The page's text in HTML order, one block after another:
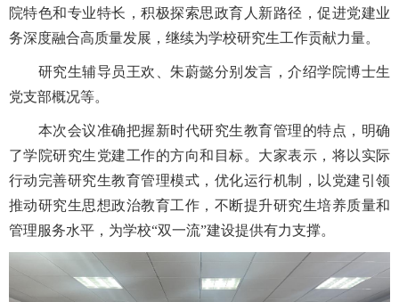
院特色和专业特长，积极探索思政育人新路径，促进党建业
务深度融合高质量发展，继续为学校研究生工作贡献力量。
研究生辅导员王欢、朱蔚懿分别发言，介绍学院博士生
党支部概况等。
本次会议准确把握新时代研究生教育管理的特点，明确
了学院研究生党建工作的方向和目标。大家表示，将以实际
行动完善研究生教育管理模式，优化运行机制，以党建引领
推动研究生思想政治教育工作，不断提升研究生培养质量和
管理服务水平，为学校“双一流”建设提供有力支撑。